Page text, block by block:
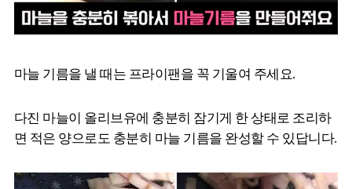
마늘 기름을 낼 때는 프라이팬을 꼭 기울여 주세요.
다진 마늘이 올리브유에 충분히 잠기게 한 상태로 조리하
면 적은 양으로도 충분히 마늘 기름을 완성할 수 있답니다.